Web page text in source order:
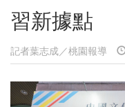
習新據點
記者葉志成／桃園報導